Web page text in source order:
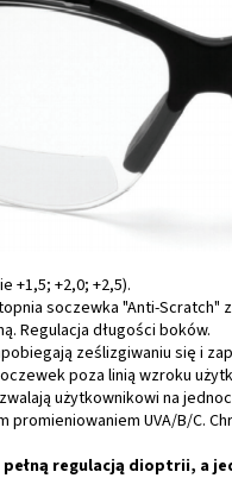
+1,5; +2,0; +2,5).
soczewka "Anti-Scratch"
Regulacja długości boków.
ześlizgiwaniu się i
poza linią wzroku
użytkownikowi na
UVA/B/C.
pełną regulacją dioptrii, a